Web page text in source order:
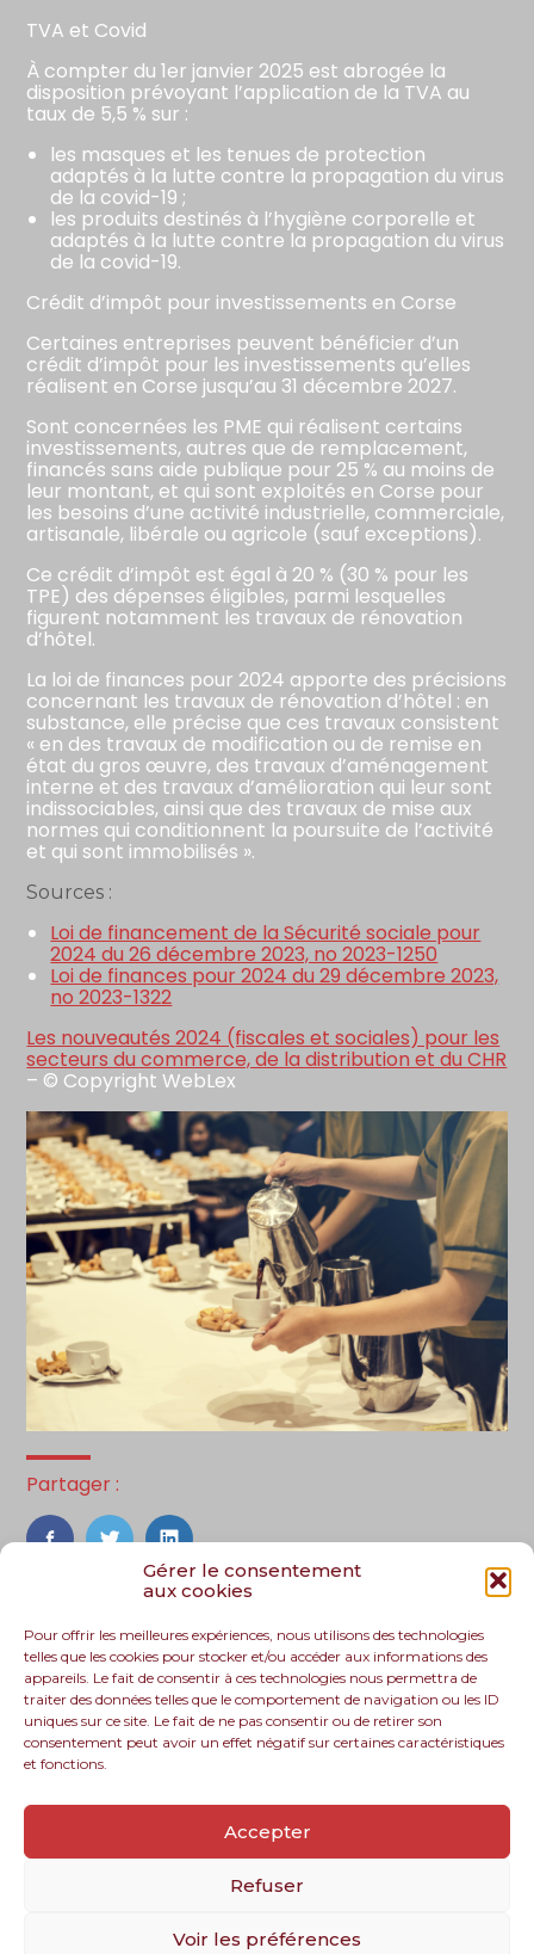
Gérer le consentement
aux cookies
Pour offrir les meilleures expériences, nous utilisons des technologies
telles que les cookies pour stocker et/ou accéder aux informations des
appareils. Le fait de consentir à ces technologies nous permettra de
traiter des données telles que le comportement de navigation ou les ID
uniques sur ce site. Le fait de ne pas consentir ou de retirer son
consentement peut avoir un effet négatif sur certaines caractéristiques
et fonctions.
Accepter
Refuser
Voir les préférences
TVA et Covid
À compter du 1er janvier 2025 est abrogée la
disposition prévoyant l’application de la TVA au
taux de 5,5 % sur :
les masques et les tenues de protection
adaptés à la lutte contre la propagation du virus
de la covid-19 ;
les produits destinés à l’hygiène corporelle et
adaptés à la lutte contre la propagation du virus
de la covid-19.
Crédit d’impôt pour investissements en Corse
Certaines entreprises peuvent bénéficier d’un
crédit d’impôt pour les investissements qu’elles
réalisent en Corse jusqu’au 31 décembre 2027.
Sont concernées les PME qui réalisent certains
investissements, autres que de remplacement,
financés sans aide publique pour 25 % au moins de
leur montant, et qui sont exploités en Corse pour
les besoins d’une activité industrielle, commerciale,
artisanale, libérale ou agricole (sauf exceptions).
Ce crédit d’impôt est égal à 20 % (30 % pour les
TPE) des dépenses éligibles, parmi lesquelles
figurent notamment les travaux de rénovation
d’hôtel.
La loi de finances pour 2024 apporte des précisions
concernant les travaux de rénovation d’hôtel : en
substance, elle précise que ces travaux consistent
« en des travaux de modification ou de remise en
état du gros œuvre, des travaux d’aménagement
interne et des travaux d’amélioration qui leur sont
indissociables, ainsi que des travaux de mise aux
normes qui conditionnent la poursuite de l’activité
et qui sont immobilisés ».
Sources :
Loi de financement de la Sécurité sociale pour
2024 du 26 décembre 2023, no 2023-1250
Loi de finances pour 2024 du 29 décembre 2023,
no 2023-1322
Les nouveautés 2024 (fiscales et sociales) pour les
secteurs du commerce, de la distribution et du CHR
– © Copyright WebLex
Partager :
FaceBook
TwitterLinkedIn
Footer
PLAN DU SITE